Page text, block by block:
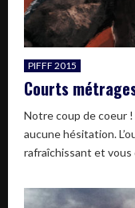
PIFFF 2015
Courts
Notre coup de coeur
aucune hésitation.
rafraîchissant et vous